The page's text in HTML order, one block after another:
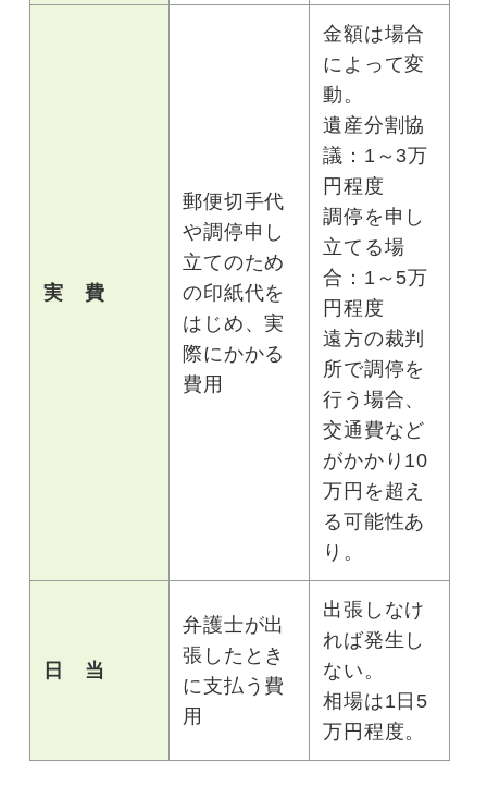
実 費
郵便切手代
や調停申し
立てのため
の印紙代を
はじめ、実
際にかかる
費用
金額は場合
によって変
動。
遺産分割協
議：1～3万
円程度
調停を申し
立てる場
合：1～5万
円程度
遠方の裁判
所で調停を
行う場合、
交通費など
がかかり10
万円を超え
る可能性あ
り。
日 当
弁護士が出
張したとき
に支払う費
用
出張しなけ
れば発生し
ない。
相場は1日5
万円程度。